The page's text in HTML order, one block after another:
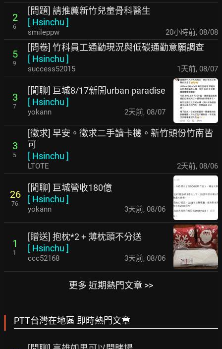
2
6
[問題] 請推薦新竹兒童骨科醫生
[ Hsinchu ]
smileppw 20小時前, 08/08
5
9
[問卷] 竹科員工通勤現況與低碳通勤意願調查
[ Hsinchu ]
success52015 1天前, 08/07
3
7
[閒聊] 巨城8/17新開urban paradise
[ Hsinchu ]
yokann 2天前, 08/07
3
5
[徵求] 早安。徵求二手讀卡機。新竹頭份竹南皆
可
[ Hsinchu ]
LTOTE 2天前, 08/06
26
76
[閒聊] 巨城營收180億
[ Hsinchu ]
yokann 3天前, 08/06
1
1
[贈送] 抱枕*2 + 薄枕頭不分送
[ Hsinchu ]
ccc52168 3天前, 08/06
更多 近期熱門文章 >>
PTT台灣在地區 即時熱門文章